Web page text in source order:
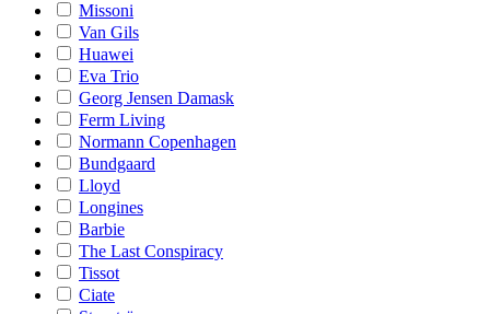
Missoni
Van Gils
Huawei
Eva Trio
Georg Jensen Damask
Ferm Living
Normann Copenhagen
Bundgaard
Lloyd
Longines
Barbie
The Last Conspiracy
Tissot
Ciate